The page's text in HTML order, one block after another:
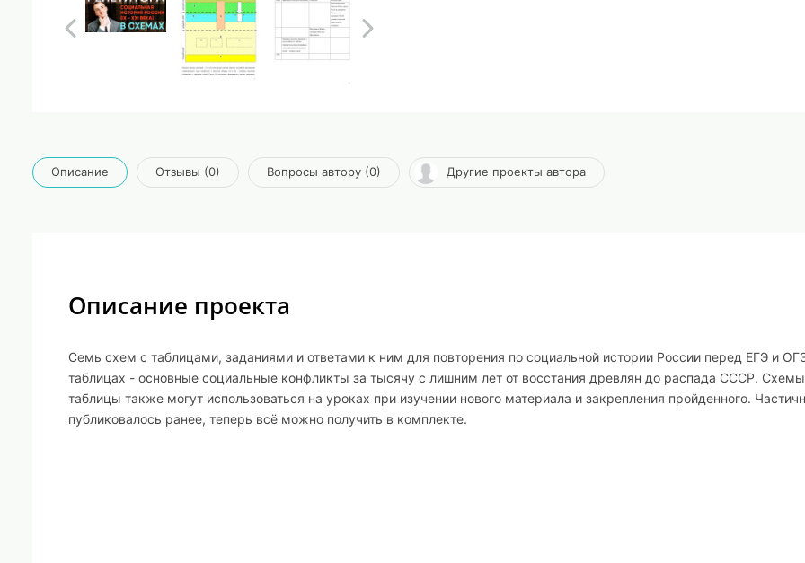
Описание Отзывы (0) Вопросы автору (0) Другие проекты автора
Описание проекта
Семь схем с таблицами, заданиями и ответами к ним для повторения по социальной истории России перед ЕГЭ и
таблицах - основные социальные конфликты за тысячу с лишним лет от восстания древлян до распада СССР.
таблицы также могут использоваться на уроках при изучении нового материала и закрепления пройденного.
публиковалось ранее, теперь всё можно получить в комплекте.